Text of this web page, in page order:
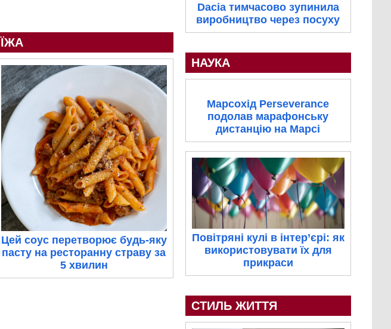
ЇЖА
Цей соус перетворює будь-яку
пасту на ресторанну страву за
5 хвилин
Dacia тимчасово зупинила
виробництво через посуху
НАУКА
Марсохід Perseverance
подолав марафонську
дистанцію на Марсі
Повітряні кулі в інтер’єрі: як
використовувати їх для
прикраси
СТИЛЬ ЖИТТЯ